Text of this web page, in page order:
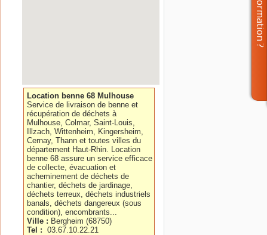
Location benne 68 Mulhouse
Service de livraison de benne et
récupération de déchets à
Mulhouse, Colmar, Saint-Louis,
Illzach, Wittenheim, Kingersheim,
Cernay, Thann et toutes villes du
département Haut-Rhin. Location
benne 68 assure un service efficace
de collecte, évacuation et
acheminement de déchets de
chantier, déchets de jardinage,
déchets terreux, déchets industriels
banals, déchets dangereux (sous
condition), encombrants...
Ville : Bergheim (68750)
Tel : 03.67.10.22.21